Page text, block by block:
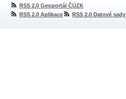
RSS 2.0 Geoportál ČÚZK
RSS 2.0 Aplikace
RSS 2.0 Datové sady